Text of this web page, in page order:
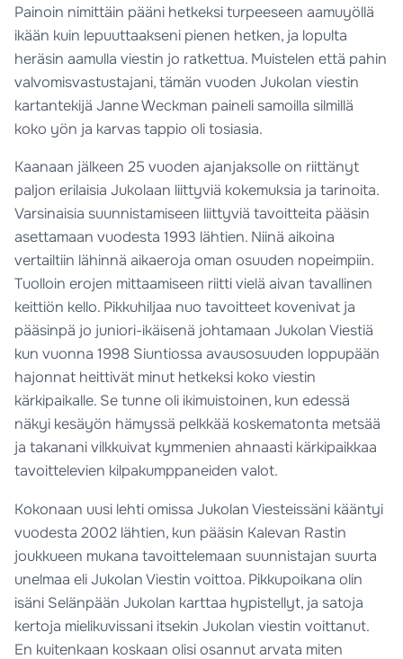
Painoin nimittäin pääni hetkeksi turpeeseen aamuyöllä
ikään kuin lepuuttaakseni pienen hetken, ja lopulta
heräsin aamulla viestin jo ratkettua. Muistelen että pahin
valvomisvastustajani, tämän vuoden Jukolan viestin
kartantekijä Janne Weckman paineli samoilla silmillä
koko yön ja karvas tappio oli tosiasia.
Kaanaan jälkeen 25 vuoden ajanjaksolle on riittänyt
paljon erilaisia Jukolaan liittyviä kokemuksia ja tarinoita.
Varsinaisia suunnistamiseen liittyviä tavoitteita pääsin
asettamaan vuodesta 1993 lähtien. Niinä aikoina
vertailtiin lähinnä aikaeroja oman osuuden nopeimpiin.
Tuolloin erojen mittaamiseen riitti vielä aivan tavallinen
keittiön kello. Pikkuhiljaa nuo tavoitteet kovenivat ja
pääsinpä jo juniori-ikäisenä johtamaan Jukolan Viestiä
kun vuonna 1998 Siuntiossa avausosuuden loppupään
hajonnat heittivät minut hetkeksi koko viestin
kärkipaikalle. Se tunne oli ikimuistoinen, kun edessä
näkyi kesäyön hämyssä pelkkää koskematonta metsää
ja takanani vilkkuivat kymmenien ahnaasti kärkipaikkaa
tavoittelevien kilpakumppaneiden valot.
Kokonaan uusi lehti omissa Jukolan Viesteissäni kääntyi
vuodesta 2002 lähtien, kun pääsin Kalevan Rastin
joukkueen mukana tavoittelemaan suunnistajan suurta
unelmaa eli Jukolan Viestin voittoa. Pikkupoikana olin
isäni Selänpään Jukolan karttaa hypistellyt, ja satoja
kertoja mielikuvissani itsekin Jukolan viestin voittanut.
En kuitenkaan koskaan olisi osannut arvata miten